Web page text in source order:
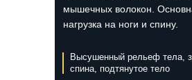
мышечных волокон.
нагрузка на ноги и спину.
Высушенный рельеф тела,
спина, подтянутое тело